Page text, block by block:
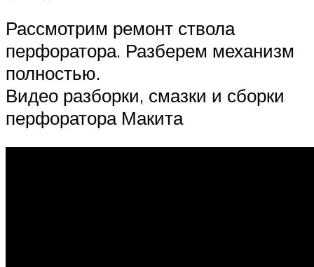
Рассмотрим ремонт ствола
перфоратора. Разберем механизм
полностью.
Видео разборки, смазки и сборки
перфоратора Макита